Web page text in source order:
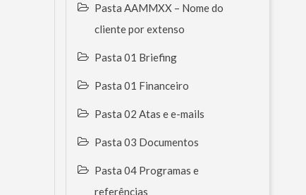
Pasta AAMMXX – Nome do
cliente por extenso
Pasta 01 Briefing
Pasta 01 Financeiro
Pasta 02 Atas e e-mails
Pasta 03 Documentos
Pasta 04 Programas e
referências